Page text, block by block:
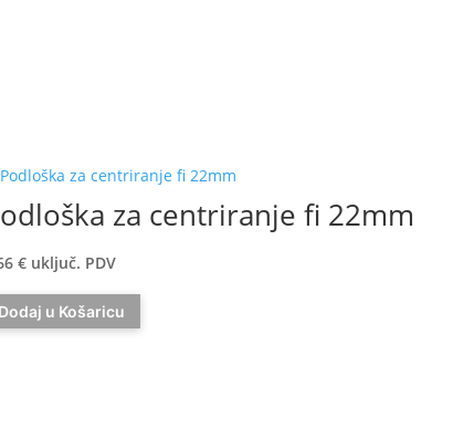
za centriranje fi 22mm
€ uključ. PDV
u Košaricu